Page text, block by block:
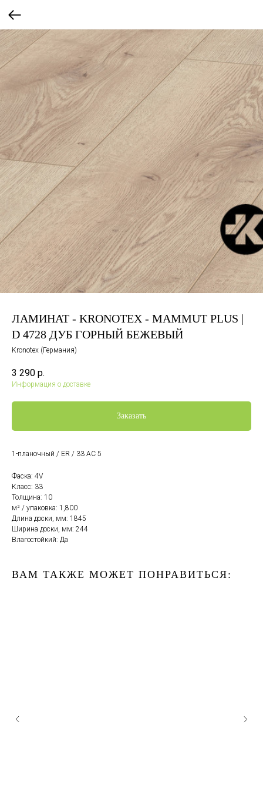
ЛАМИНАТ - KRONOTEX - MAMMUT PLUS |
D 4728 ДУБ ГОРНЫЙ БЕЖЕВЫЙ
Kronotex (Германия)
3 290 р.
Информация о доставке
Заказать
1-планочный / ER / 33 AC 5
Фаска: 4V
Класс: 33
Толщина: 10
м² / упаковка: 1,800
Длина доски, мм: 1845
Ширина доски, мм: 244
Влагостойкий: Да
ВАМ ТАКЖЕ МОЖЕТ ПОНРАВИТЬСЯ: